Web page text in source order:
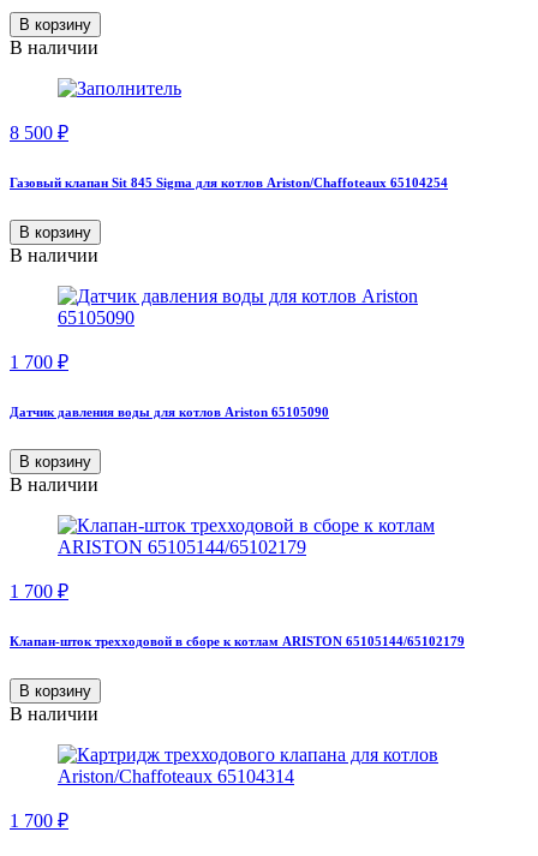
В корзину
В наличии
8 500 ₽
Газовый клапан Sit 845 Sigma для котлов Ariston/Сhaffoteaux 65104254
В корзину
В наличии
1 700 ₽
Датчик давления воды для котлов Ariston 65105090
В корзину
В наличии
1 700 ₽
Клапан-шток трехходовой в сборе к котлам ARISTON 65105144/65102179
В корзину
В наличии
1 700 ₽